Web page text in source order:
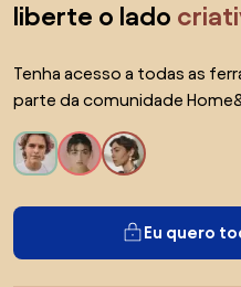
liberte o lado
Tenha acesso a todas as
parte da comunidade
Eu quero